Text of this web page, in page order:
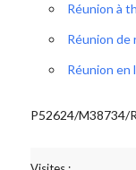
Réunion à
Réunion de
Réunion en
P52624/M38734/